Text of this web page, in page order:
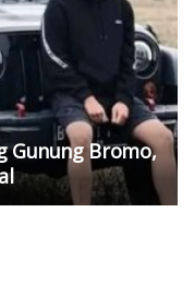
Gunung Bromo,